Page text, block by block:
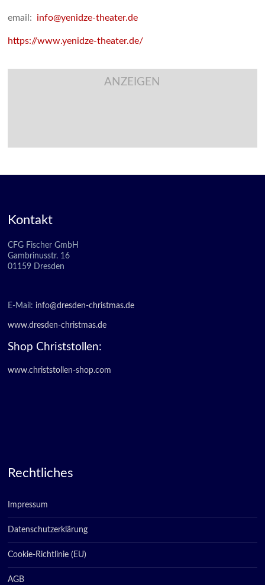
email: info@yenidze-theater.de
https://www.yenidze-theater.de/
ANZEIGEN
Kontakt
CFG Fischer GmbH
Gambrinusstr. 16
01159 Dresden
E-Mail: info@dresden-christmas.de
www.dresden-christmas.de
Shop Christstollen:
www.christstollen-shop.com
Rechtliches
Impressum
Datenschutzerklärung
Cookie-Richtlinie (EU)
AGB